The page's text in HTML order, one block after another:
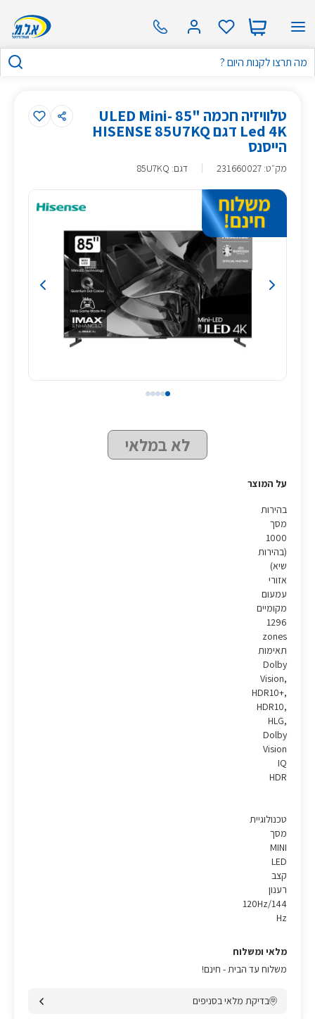
טלוויזיה חכמה "85 ULED Mini-
Led 4K דגם HISENSE 85U7KQ
הייסנס
מק״ט:
231660027 דגם: 85U7KQ
לא במלאי
על המוצר
בהירות
מסך
1000
(בהירות
שיא)
אזורי
עמעום
מקומיים
1296
zones
תאימות
Dolby
Vision,
HDR10+,
HDR10,
HLG,
Dolby
Vision
IQ
HDR
טכנולוגיית
מסך
MINI
LED
קצב
רענון
120Hz/144
Hz
מלאי ומשלוח
משלוח עד הבית - חינם!
בדיקת מלאי בסניפים